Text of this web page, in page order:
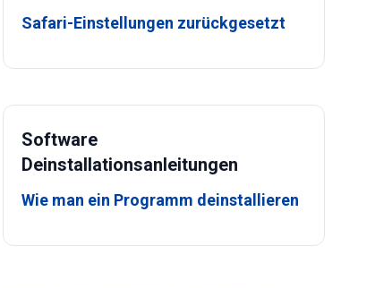
Safari-Einstellungen zurückgesetzt
Software
Deinstallationsanleitungen
Wie man ein Programm deinstallieren